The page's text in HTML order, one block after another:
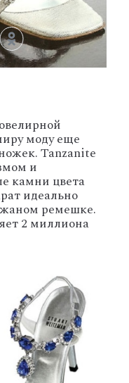
моду еще
Tanzanite
и
камни цвета
идеально
ремешке.
2 миллиона